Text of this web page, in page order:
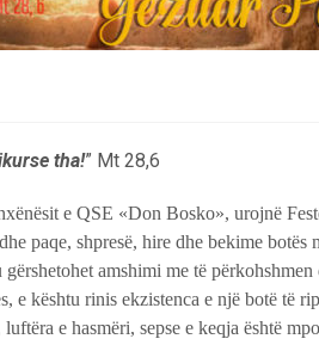
tha!” Mt 28,6
e QSE «Don Bosko», urojnë
paqe, shpresë, hire dhe bekime botës
gërshetohet amshimi me të
e kështu rinis ekzistenca e një botë të
e hasmëri, sepse e keqja është